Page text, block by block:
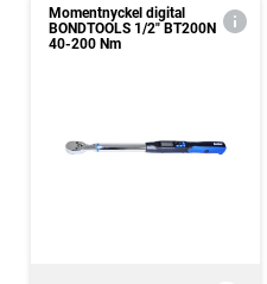
Momentnyckel digital
BONDTOOLS 1/2" BT200N
40-200 Nm